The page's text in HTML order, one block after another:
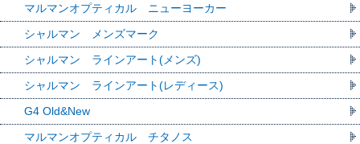
マルマンオプティカル ニューヨーカー
シャルマン メンズマーク
シャルマン ラインアート(メンズ)
シャルマン ラインアート(レディース)
G4 Old&New
マルマンオプティカル チタノス